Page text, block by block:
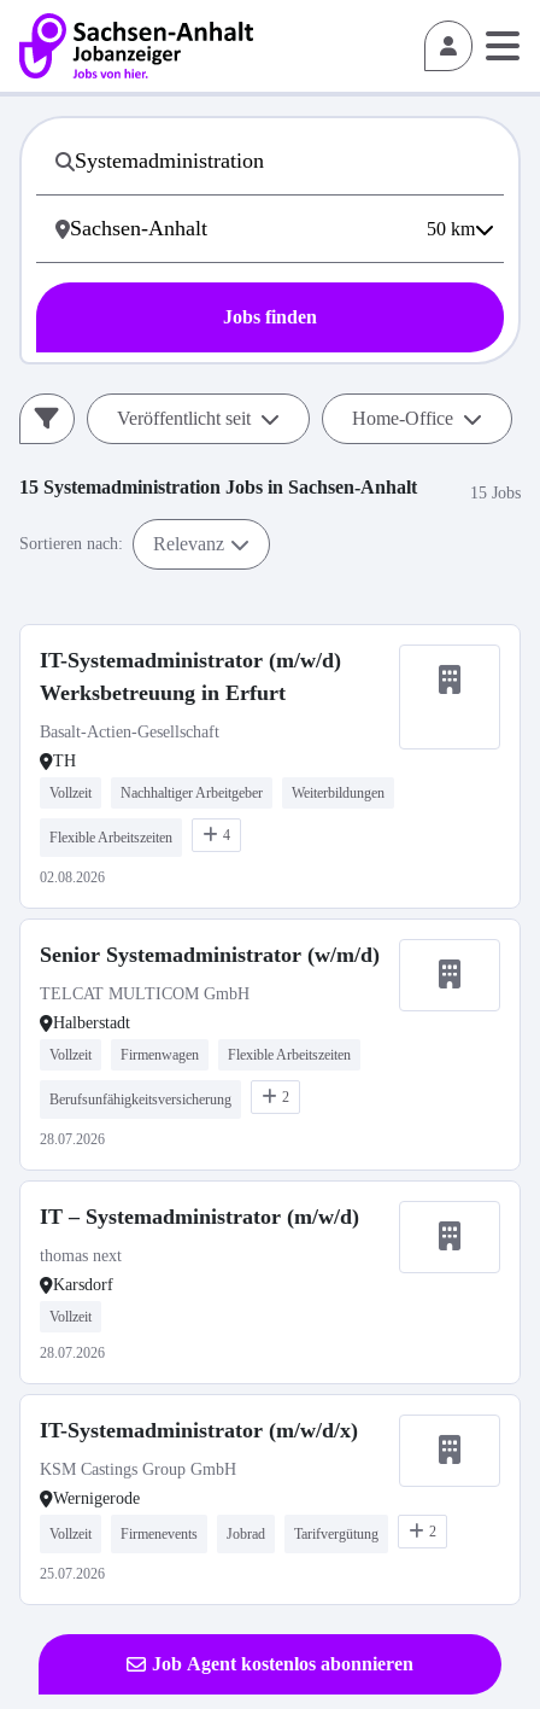
50 km
Jobs finden
Veröffentlicht seit Home-Office
15 Systemadministration Jobs in Sachsen-Anhalt 15 Jobs
Sortieren nach: Relevanz
IT-Systemadministrator (m/w/d)
Werksbetreuung in Erfurt
Basalt-Actien-Gesellschaft
TH
Vollzeit Nachhaltiger Arbeitgeber Weiterbildungen
Flexible Arbeitszeiten 4
02.08.2026
Senior Systemadministrator (w/m/d)
TELCAT MULTICOM GmbH
Halberstadt
Vollzeit Firmenwagen Flexible Arbeitszeiten
Berufsunfähigkeitsversicherung 2
28.07.2026
IT – Systemadministrator (m/w/d)
thomas next
Karsdorf
Vollzeit
28.07.2026
IT-Systemadministrator (m/w/d/x)
KSM Castings Group GmbH
Wernigerode
Vollzeit Firmenevents Jobrad Tarifvergütung 2
25.07.2026
Job Agent kostenlos abonnieren